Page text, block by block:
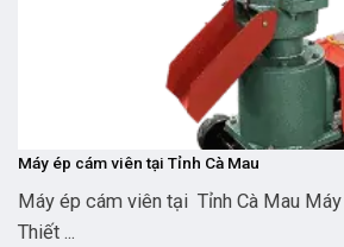
Máy ép cám viên tại Tỉnh Cà Mau
Máy ép cám viên tại Tỉnh Cà Mau
Thiết ...